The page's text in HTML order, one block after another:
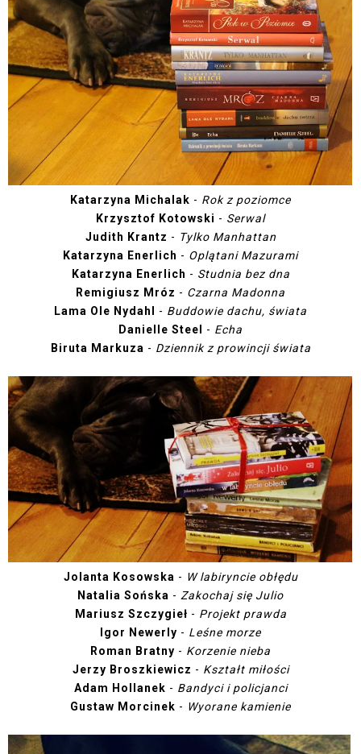
Katarzyna Michalak - Rok z poziomce
Krzysztof Kotowski - Serwal
Judith Krantz - Tylko Manhattan
Katarzyna Enerlich - Oplątani Mazurami
Katarzyna Enerlich - Studnia bez dna
Remigiusz Mróz - Czarna Madonna
Lama Ole Nydahl - Buddowie dachu, świata
Danielle Steel
- Echa
Biruta Markuza - Dziennik z prowincji świata
Jolanta Kosowska - W labiryncie obłędu
Natalia Sońska - Zakochaj się Julio
Mariusz Szczygieł - Projekt prawda
Igor Newerly - Leśne morze
Roman Bratny - Korzenie nieba
Jerzy Broszkiewicz - Kształt miłości
Adam Hollanek - Bandyci i policjanci
Gustaw Morcinek - Wyorane kamienie